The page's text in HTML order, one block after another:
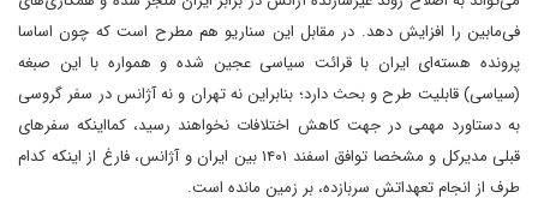
فی‌مابین را افزایش دهد. در مقابل این سناریو هم مطرح است که چون اساسا
پرونده هسته‌ای ایران با قرائت سیاسی عجین شده و همواره با این صبغه
(سیاسی) قابلیت طرح و بحث دارد؛ بنابراین نه تهران و نه آژانس در سفر گروسی
به دستاورد مهمی در جهت کاهش اختلافات نخواهند رسید، کما‌اینکه سفرهای
قبلی مدیرکل و مشخصا توافق اسفند ۱۴۰۱ بین ایران و آژانس، فارغ از اینکه کدام
طرف از انجام تعهداتش سربازده، بر زمین مانده است.